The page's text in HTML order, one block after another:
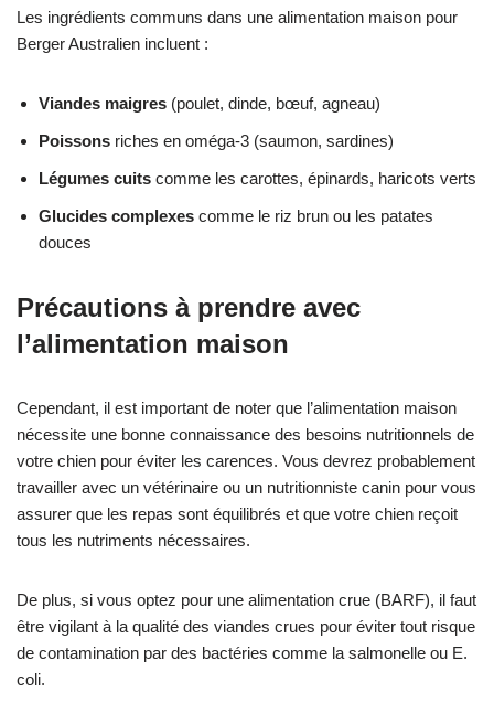
Les ingrédients communs dans une alimentation maison pour
Berger Australien incluent :
Viandes maigres (poulet, dinde, bœuf, agneau)
Poissons riches en oméga-3 (saumon, sardines)
Légumes cuits comme les carottes, épinards, haricots verts
Glucides complexes comme le riz brun ou les patates
douces
Précautions à prendre avec
l’alimentation maison
Cependant, il est important de noter que l’alimentation maison
nécessite une bonne connaissance des besoins nutritionnels de
votre chien pour éviter les carences. Vous devrez probablement
travailler avec un vétérinaire ou un nutritionniste canin pour vous
assurer que les repas sont équilibrés et que votre chien reçoit
tous les nutriments nécessaires.
De plus, si vous optez pour une alimentation crue (BARF), il faut
être vigilant à la qualité des viandes crues pour éviter tout risque
de contamination par des bactéries comme la salmonelle ou E.
coli.